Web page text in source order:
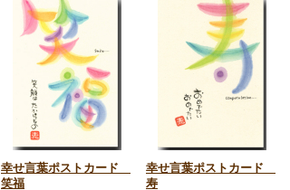
幸せ言葉ポストカード
笑福
幸せ言葉ポストカード
寿